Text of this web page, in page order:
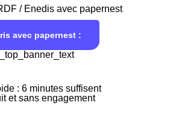
/ Enedis avec papernest
avec papernest :
: 6 minutes suffisent
et sans engagement